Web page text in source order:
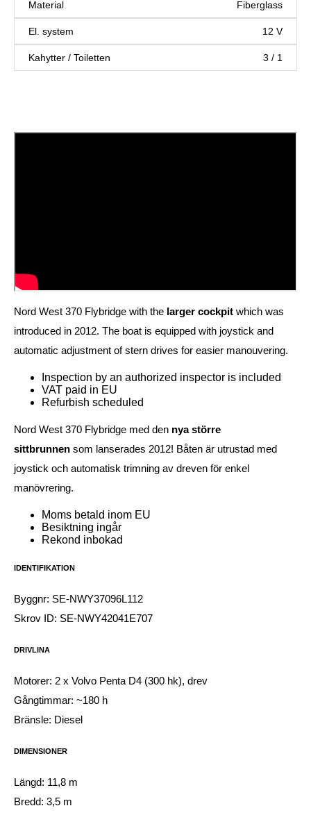
Material Fiberglass
El. system 12 V
Kahytter / Toiletten 3 / 1
Nord West 370 Flybridge with the larger cockpit which was
introduced in 2012. The boat is equipped with joystick and
automatic adjustment of stern drives for easier manouvering.
Inspection by an authorized inspector is included
VAT paid in EU
Refurbish scheduled
Nord West 370 Flybridge med den nya större
sittbrunnen som lanserades 2012! Båten är utrustad med
joystick och automatisk trimning av dreven för enkel
manövrering.
Moms betald inom EU
Besiktning ingår
Rekond inbokad
IDENTIFIKATION
Byggnr: SE-NWY37096L112
Skrov ID: SE-NWY42041E707
DRIVLINA
Motorer: 2 x Volvo Penta D4 (300 hk), drev
Gångtimmar: ~180 h
Bränsle: Diesel
DIMENSIONER
Längd: 11,8 m
Bredd: 3,5 m